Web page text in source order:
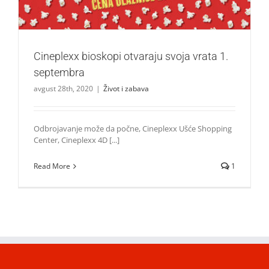
Cineplexx bioskopi otvaraju svoja vrata 1.
septembra
avgust 28th, 2020 | Život i zabava
Odbrojavanje može da počne, Cineplexx Ušće Shopping
Center, Cineplexx 4D [...]
Read More 1